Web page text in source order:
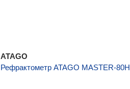
ATAGO
Рефрактометр ATAGO MASTER-80H